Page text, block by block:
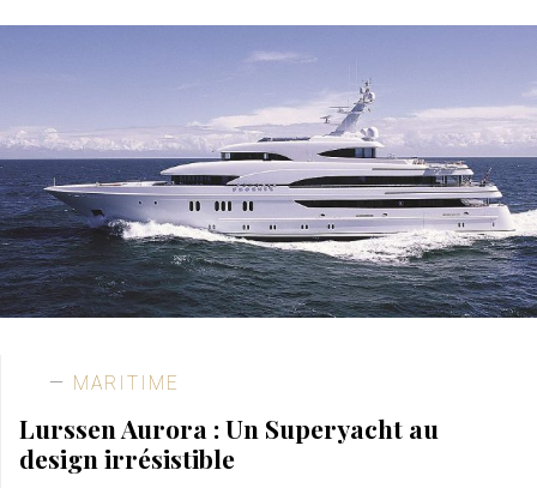
MARITIME
Lurssen Aurora : Un Superyacht au
design irrésistible